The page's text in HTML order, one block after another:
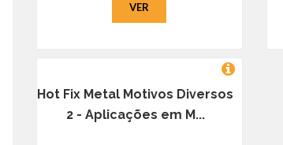
VER
Hot Fix Metal Motivos Diversos
2 - Aplicações em M...